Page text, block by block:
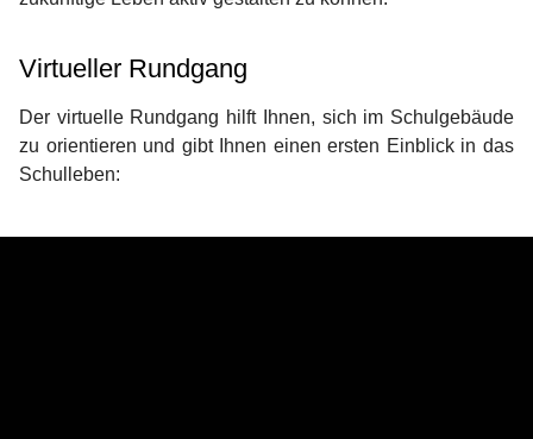
Virtueller Rundgang
Der virtuelle Rundgang hilft Ihnen, sich im Schulgebäude
zu orientieren und gibt Ihnen einen ersten Einblick in das
Schulleben: